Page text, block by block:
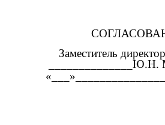
Заместитель
______________Ю.Н.